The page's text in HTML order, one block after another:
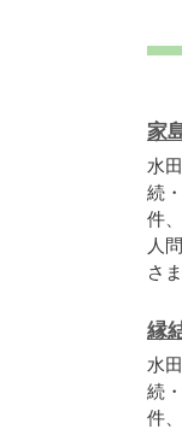
家
水
続
件
人
さ
縁
水
続
件